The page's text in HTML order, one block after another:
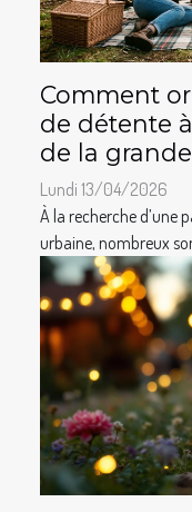
Comment
de détente
de la
Lundi 13/04/2026
À la recherche d’une
urbaine, nombreux